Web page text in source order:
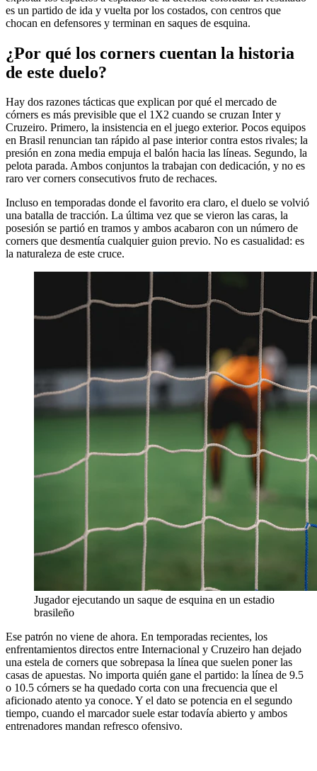
es un partido de ida y vuelta por los costados, con centros que
chocan en defensores y terminan en saques de esquina.
¿Por qué los corners cuentan la historia
de este duelo?
Hay dos razones tácticas que explican por qué el mercado de
córners es más previsible que el 1X2 cuando se cruzan Inter y
Cruzeiro. Primero, la insistencia en el juego exterior. Pocos equipos
en Brasil renuncian tan rápido al pase interior contra estos rivales; la
presión en zona media empuja el balón hacia las líneas. Segundo, la
pelota parada. Ambos conjuntos la trabajan con dedicación, y no es
raro ver corners consecutivos fruto de rechaces.
Incluso en temporadas donde el favorito era claro, el duelo se volvió
una batalla de tracción. La última vez que se vieron las caras, la
posesión se partió en tramos y ambos acabaron con un número de
corners que desmentía cualquier guion previo. No es casualidad: es
la naturaleza de este cruce.
Jugador ejecutando un saque de esquina en un estadio
brasileño
Ese patrón no viene de ahora. En temporadas recientes, los
enfrentamientos directos entre Internacional y Cruzeiro han dejado
una estela de corners que sobrepasa la línea que suelen poner las
casas de apuestas. No importa quién gane el partido: la línea de 9.5
o 10.5 córners se ha quedado corta con una frecuencia que el
aficionado atento ya conoce. Y el dato se potencia en el segundo
tiempo, cuando el marcador suele estar todavía abierto y ambos
entrenadores mandan refresco ofensivo.